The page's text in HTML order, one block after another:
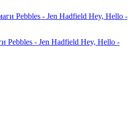
Pebbles - Jen Hadfield Hey, Hello -